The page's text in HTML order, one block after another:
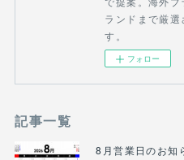
ランドまで厳選
す。
フォロー
記事一覧
8月営業日のお知